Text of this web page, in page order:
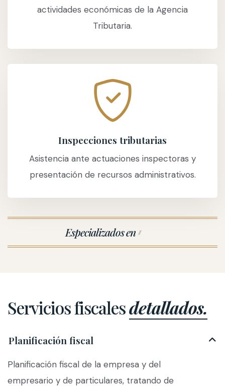
actividades económicas de la Agencia
Tributaria.
Inspecciones tributarias
Asistencia ante actuaciones inspectoras y
presentación de recursos administrativos.
Especializados enIR
Servicios fiscalesdetallados.
Planificación fiscal
Planificación fiscal de la empresa y del
empresario y de particulares, tratando de